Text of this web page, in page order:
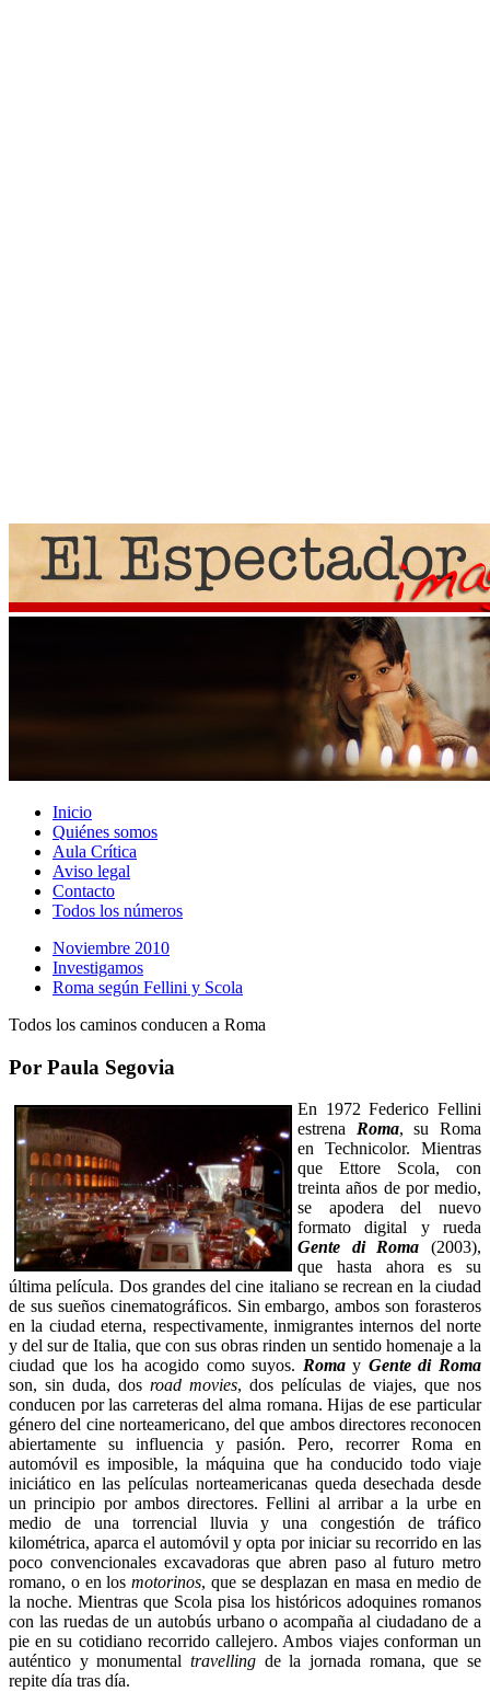
Inicio
Quiénes somos
Aula Crítica
Aviso legal
Contacto
Todos los números
Noviembre 2010
Investigamos
Roma según Fellini y Scola
Todos los caminos conducen a Roma
Por Paula Segovia
En 1972 Federico Fellini
estrena Roma, su Roma
en Technicolor. Mientras
que Ettore Scola, con
treinta años de por medio,
se apodera del nuevo
formato digital y rueda
Gente di Roma
(2003),
que hasta ahora es su
última película. Dos grandes del cine italiano se recrean en la ciudad
de sus sueños cinematográficos. Sin embargo, ambos son forasteros
en la ciudad eterna, respectivamente, inmigrantes internos del norte
y del sur de Italia, que con sus obras rinden un sentido homenaje a la
ciudad que los ha acogido como suyos. Roma y Gente di Roma
son, sin duda, dos road movies, dos películas de viajes, que nos
conducen por las carreteras del alma romana. Hijas de ese particular
género del cine norteamericano, del que ambos directores reconocen
abiertamente su influencia y pasión. Pero, recorrer Roma en
automóvil es imposible, la máquina que ha conducido todo viaje
iniciático en las películas norteamericanas queda desechada desde
un principio por ambos directores. Fellini al arribar a la urbe en
medio de una torrencial lluvia y una congestión de tráfico
kilométrica, aparca el automóvil y opta por iniciar su recorrido en las
poco convencionales excavadoras que abren paso al futuro metro
romano, o en los motorinos, que se desplazan en masa en medio de
la noche. Mientras que Scola pisa los históricos adoquines romanos
con las ruedas de un autobús urbano o acompaña al ciudadano de a
pie en su cotidiano recorrido callejero. Ambos viajes conforman un
auténtico y monumental travelling de la jornada romana, que se
repite día tras día.